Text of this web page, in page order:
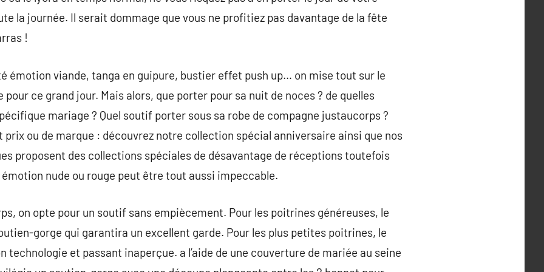
la journée. Il serait dommage que vous ne profitiez pas davantage de la fête
!
émotion viande, tanga en guipure, bustier effet push up… on mise tout sur le
ce grand jour. Mais alors, que porter pour sa nuit de noces ? de quelles
mariage ? Quel soutif porter sous sa robe de compagne justaucorps ?
ou de marque : découvrez notre collection spécial anniversaire ainsi que nos
proposent des collections spéciales de désavantage de réceptions toutefois
émotion nude ou rouge peut être tout aussi impeccable.
on opte pour un soutif sans empiècement. Pour les poitrines généreuses, le
gorge qui garantira un excellent garde. Pour les plus petites poitrines, le
technologie et passant inaperçue. a l’aide de une couverture de mariée au seine